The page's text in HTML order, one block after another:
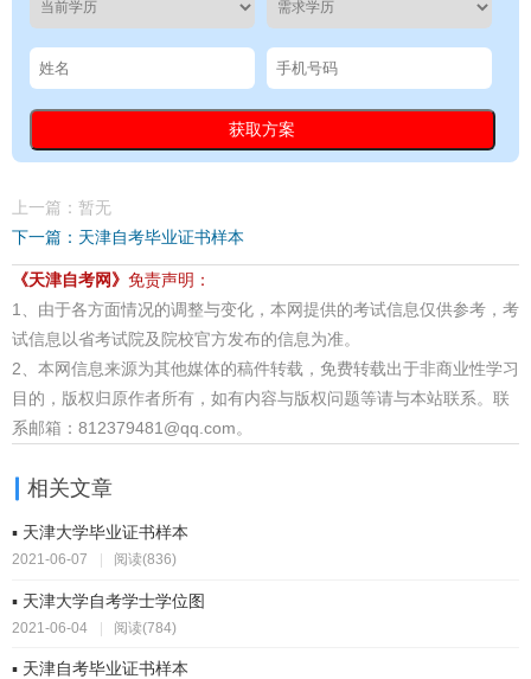
上一篇：暂无
下一篇：天津自考毕业证书样本
《天津自考网》 免责声明：
1、由于各方面情况的调整与变化，本网提供的考试信息仅供参考，考
试信息以省考试院及院校官方发布的信息为准。
2、本网信息来源为其他媒体的稿件转载，免费转载出于非商业性学习
目的，版权归原作者所有，如有内容与版权问题等请与本站联系。联
系邮箱：812379481@qq.com。
相关文章
▪ 天津大学毕业证书样本
2021-06-07 阅读(836)
▪ 天津大学自考学士学位图
2021-06-04 | 阅读(784)
▪ 天津自考毕业证书样本